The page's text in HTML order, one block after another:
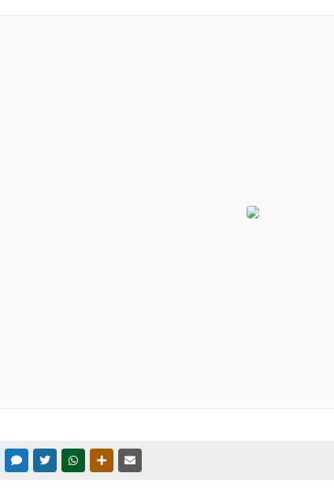
FACEBOOKMESSENGER
TWITTERWHATSAPPOUTRAS MÍDIAS